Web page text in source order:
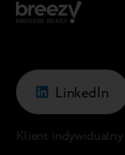
LinkedIn
Klient indywidualny